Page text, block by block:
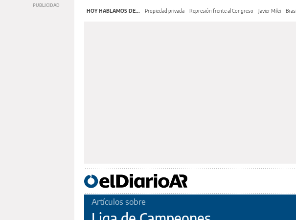
HOY HABLAMOS DE... Propiedad privada Represión frente al Congreso Javier Milei Brasil
Artículos sobre